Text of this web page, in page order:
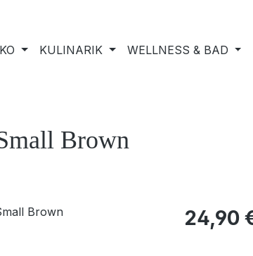
KULINARIK WELLNESS & BAD
Brown
24,90